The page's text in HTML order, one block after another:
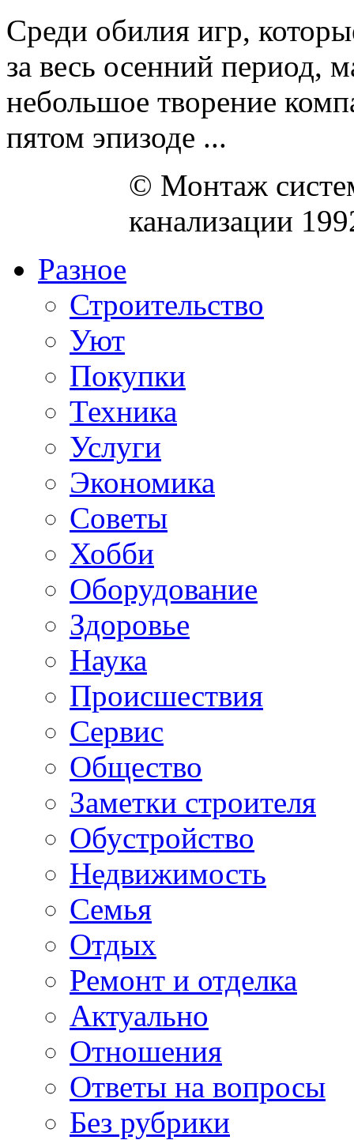
Среди обилия игр,
за весь осенний период,
небольшое творение
пятом эпизоде ...
© Монтаж
канализации
Разное
Строительство
Уют
Покупки
Техника
Услуги
Экономика
Советы
Хобби
Oборудование
Здоровье
Наука
Происшествия
Сервис
Общество
Заметки строителя
Обустройство
Недвижимость
Семья
Отдых
Ремонт и отделка
Актуально
Отношения
Ответы на вопросы
Без рубрики